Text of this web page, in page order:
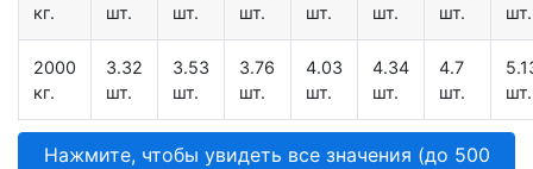
кг.
шт.
шт.
шт.
шт.
шт.
шт.
шт.
2000
кг.
3.32
шт.
3.53
шт.
3.76
шт.
4.03
шт.
4.34
шт.
4.7
шт.
шт.
Нажмите, чтобы увидеть все значения (до 500